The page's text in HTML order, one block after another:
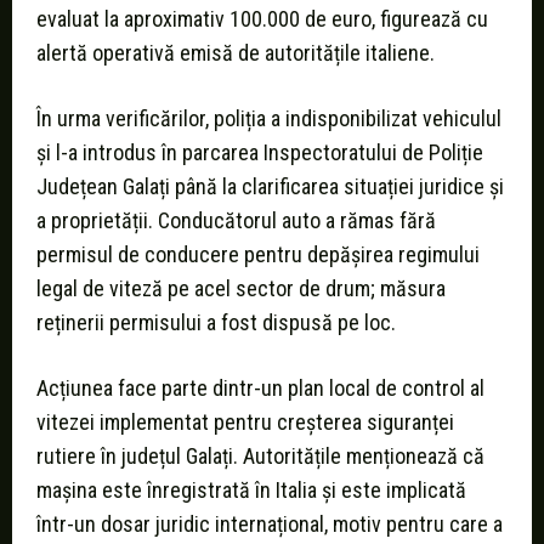
evaluat la aproximativ 100.000 de euro, figurează cu
alertă operativă emisă de autoritățile italiene.
În urma verificărilor, poliția a indisponibilizat vehiculul
și l-a introdus în parcarea Inspectoratului de Poliție
Județean Galați până la clarificarea situației juridice și
a proprietății. Conducătorul auto a rămas fără
permisul de conducere pentru depășirea regimului
legal de viteză pe acel sector de drum; măsura
reținerii permisului a fost dispusă pe loc.
Acțiunea face parte dintr-un plan local de control al
vitezei implementat pentru creșterea siguranței
rutiere în județul Galați. Autoritățile menționează că
mașina este înregistrată în Italia și este implicată
într-un dosar juridic internațional, motiv pentru care a